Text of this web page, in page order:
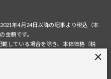
年4月24日以降の記事より税込（本
金額です。
している場合を除き、本体価格（税
時の税率に準じます。